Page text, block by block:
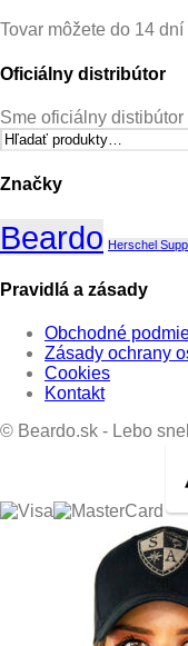
Tovar môžete do 14
Oficiálny distribútor
Sme oficiálny distibútor
Hľadať:
Značky
Beardo Herschel
Pravidlá a zásady
Obchodné
Zásady ochrany
Cookies
Kontakt
© Beardo.sk - Lebo